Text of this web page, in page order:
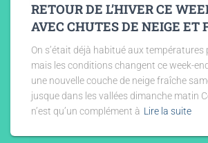
RETOUR DE L’HIVER CE
AVEC CHUTES DE NEIGE ET
On s’était déjà habitué aux températures
mais les conditions changent ce week-
une nouvelle couche de neige fraîche
jusque dans les vallées dimanche matin
n’est qu’un complément à Lire la suite